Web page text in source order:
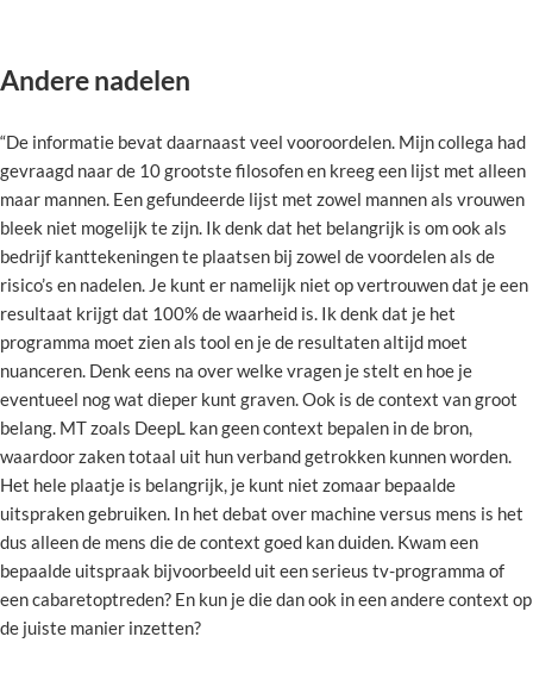
Andere nadelen
“De informatie bevat daarnaast veel vooroordelen. Mijn collega had
gevraagd naar de 10 grootste filosofen en kreeg een lijst met alleen
maar mannen. Een gefundeerde lijst met zowel mannen als vrouwen
bleek niet mogelijk te zijn. Ik denk dat het belangrijk is om ook als
bedrijf kanttekeningen te plaatsen bij zowel de voordelen als de
risico’s en nadelen. Je kunt er namelijk niet op vertrouwen dat je een
resultaat krijgt dat 100% de waarheid is. Ik denk dat je het
programma moet zien als tool en je de resultaten altijd moet
nuanceren. Denk eens na over welke vragen je stelt en hoe je
eventueel nog wat dieper kunt graven. Ook is de context van groot
belang. MT zoals DeepL kan geen context bepalen in de bron,
waardoor zaken totaal uit hun verband getrokken kunnen worden.
Het hele plaatje is belangrijk, je kunt niet zomaar bepaalde
uitspraken gebruiken. In het debat over machine versus mens is het
dus alleen de mens die de context goed kan duiden. Kwam een
bepaalde uitspraak bijvoorbeeld uit een serieus tv-programma of
een cabaretoptreden? En kun je die dan ook in een andere context op
de juiste manier inzetten?